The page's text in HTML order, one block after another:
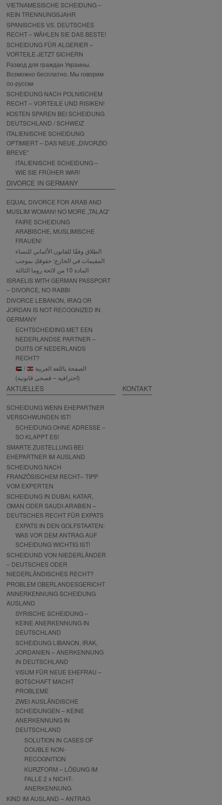
VIETNAMESISCHE SCHEIDUNG –
KEIN TRENNUNGSJAHR
SPANISCHES VS. DEUTSCHES
RECHT – WÄHLEN SIE DAS BESTE!
SCHEIDUNG FÜR ALGERIER –
VORTEILE JETZT SICHERN
Развод для граждан Украины.
Возможно бесплатно. Мы говорим
по-русски
SCHEIDUNG NACH POLNISCHEM
RECHT – VORTEILE UND RISIKEN!
KOSTEN SPAREN BEI SCHEIDUNG
DEUTSCHLAND / SCHWEIZ
ITALIENISCHE SCHEIDUNG
OPTIMIERT – DAS NEUE „DIVORZIO
BREVE“
ITALIENISCHE SCHEIDUNG –
WIE SIE FRÜHER WAR!
DIVORCE IN GERMANY
EQUAL DIVORCE FOR ARAB AND
MUSLIM WOMAN! NO MORE „TALAQ“
FAIRE SCHEIDUNG
ARABISCHE, MUSLIMISCHE
FRAUEN!
الطلاق وفقًا للقانون الألماني للنساء
المقيمات في الخارج: حقوقكِ بموجب
المادة 10 من لائحة روما الثالثة
ISRAELIS WITH GERMAN PASSPORT
– DIVORCE, NO RABBI
DIVORCE LEBANON, IRAQ OR
JORDAN IS NOT RECOGNIZED IN
GERMANY
ECHTSCHEIDING MET EEN
NEDERLANDSE PARTNER –
DUITS OF NEDERLANDS
RECHT?
/
(احترافية – فصحى قانونية)
AKTUELLES
SCHEIDUNG WENN EHEPARTNER
VERSCHWUNDEN IST!
SCHEIDUNG OHNE ADRESSE –
SO KLAPPT ES!
SMARTE ZUSTELLUNG BEI
EHEPARTNER IM AUSLAND
SCHEIDUNG NACH
FRANZÖSISCHEM RECHT– TIPP
VOM EXPERTEN
SCHEIDUNG IN DUBAI, KATAR,
OMAN ODER SAUDI-ARABIEN –
DEUTSCHES RECHT FÜR EXPATS
EXPATS IN DEN GOLFSTAATEN:
WAS VOR DEM ANTRAG AUF
SCHEIDUNG WICHTIG IST!
SCHEIDUND VON NIEDERLÄNDER
– DEUTSCHES ODER
NIEDERLÄNDISCHES RECHT?
PROBLEM OBERLANDESGERICHT
ANNERKENNUNG SCHEIDUNG
AUSLAND
SYRISCHE SCHEIDUNG –
KEINE ANERKENNUNG IN
DEUTSCHLAND
SCHEIDUNG LIBANON, IRAK,
JORDANIEN – ANERKENNUNG
IN DEUTSCHLAND
VISUM FÜR NEUE EHEFRAU –
BOTSCHAFT MACHT
PROBLEME
ZWEI AUSLÄNDISCHE
SCHEIDUNGEN – KEINE
ANERKENNUNG IN
DEUTSCHLAND
SOLUTION IN CASES OF
DOUBLE NON-
RECOGNITION
KURZFORM – LÖSUNG IM
FALLE 2 x NICHT-
ANERKENNUNG
KIND IM AUSLAND – ANTRAG
KONTAKT